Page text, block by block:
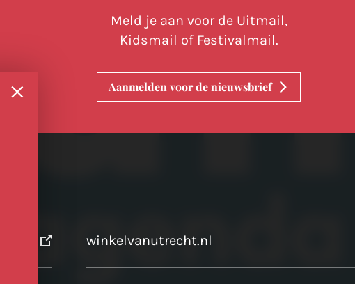
Meld je aan voor de Uitmail,
Kidsmail of Festivalmail.
Aanmelden voor de nieuwsbrief
winkelvanutrecht.nl